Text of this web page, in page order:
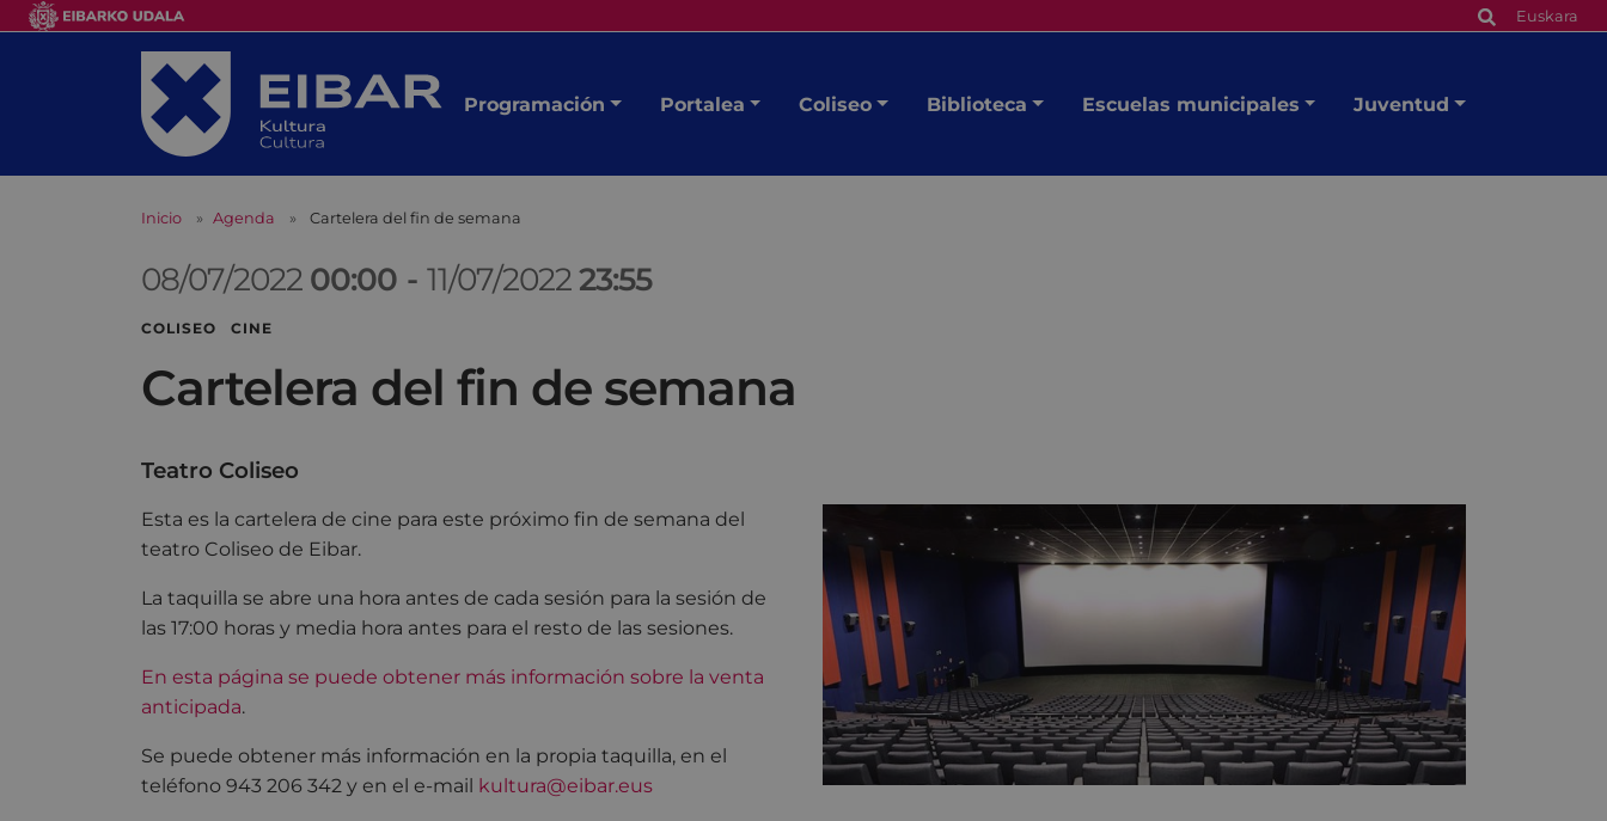
Euskara
Programación Portalea Coliseo Biblioteca Escuelas municipales Juventud
Inicio Agenda Cartelera del fin de semana
08/07/2022 00:00 - 11/07/202223:55
COLISEO CINE
Cartelera del fin de semana
Teatro Coliseo
Esta es la cartelera de cine para este próximo fin de semana del
teatro Coliseo de Eibar.
La taquilla se abre una hora antes de cada sesión para la sesión de
las 17:00 horas y media hora antes para el resto de las sesiones.
En esta página se puede obtener más información sobre la venta
anticipada.
Se puede obtener más información en la propia taquilla, en el
teléfono 943 206 342 y en el e-mail kultura@eibar.eus